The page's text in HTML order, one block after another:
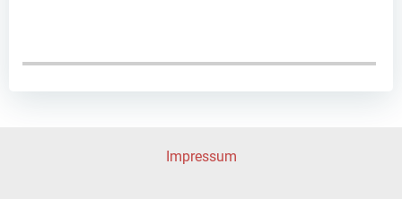
Impressum